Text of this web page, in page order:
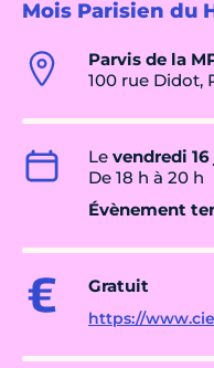
Mois Parisien du
Parvis de la
100 rue Didot,
Le vendredi
De 18 h à 20 h
Évènement
Gratuit
https://